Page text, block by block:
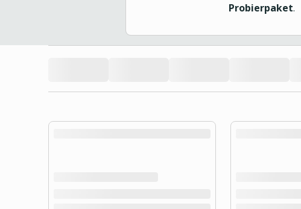
Probierpaket.